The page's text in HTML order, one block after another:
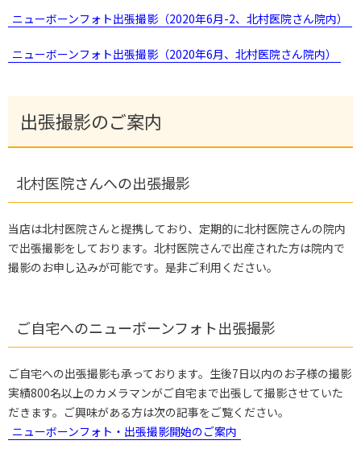
ニューボーンフォト出張撮影（2020年6月-2、北村医院さん院内）
ニューボーンフォト出張撮影（2020年6月、北村医院さん院内）
出張撮影のご案内
北村医院さんへの出張撮影
当店は北村医院さんと提携しており、定期的に北村医院さんの院内
で出張撮影をしております。北村医院さんで出産された方は院内で
撮影のお申し込みが可能です。是非ご利用ください。
ご自宅へのニューボーンフォト出張撮影
ご自宅への出張撮影も承っております。生後7日以内のお子様の撮影
実績800名以上のカメラマンがご自宅まで出張して撮影させていた
だきます。ご興味がある方は次の記事をご覧ください。
ニューボーンフォト・出張撮影開始のご案内